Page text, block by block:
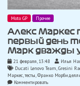
Moto GP Прочее
Алекс Маркес
первый день
Марк дважды
21 февраля, 13:48
Илья
Ducati Lenovo Team,Gresini
Маркес,тесты,Франко
Комментироватьon